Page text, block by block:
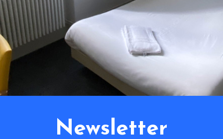
Newsletter